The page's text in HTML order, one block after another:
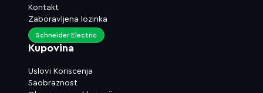
Kontakt
Zaboravljena lozinka
Kupovina
Uslovi Koriscenja
Saobraznost
Schneider Electric